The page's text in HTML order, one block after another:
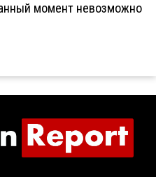
момент невозможно